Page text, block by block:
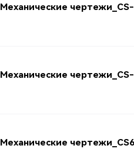
Механические
Механические
Механические